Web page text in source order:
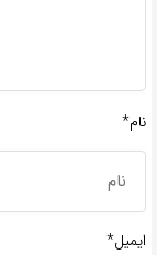
نام*
ایمیل*